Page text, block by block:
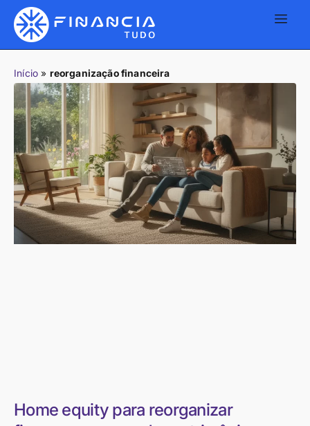
Início » reorganização financeira
Home equity para reorganizar